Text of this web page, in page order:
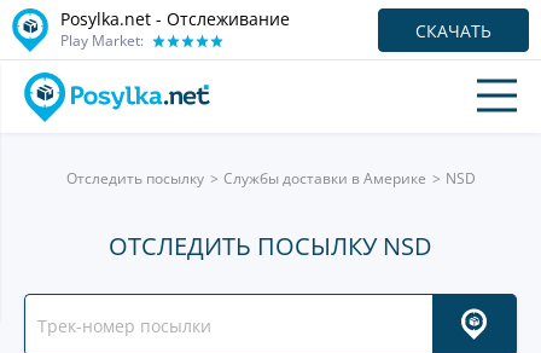
Posylka.net - Отслеживание
Play Market: СКАЧАТЬ
Отследить посылку Службы доставки в Америке NSD
ОТСЛЕДИТЬ ПОСЫЛКУ NSD